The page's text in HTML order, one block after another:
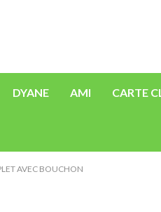
DYANE AMI CARTE
AVEC BOUCHON